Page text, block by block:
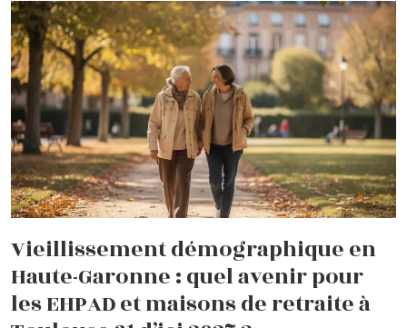
Vieillissement démographique en
Haute-Garonne : quel avenir pour
les EHPAD et maisons de retraite à